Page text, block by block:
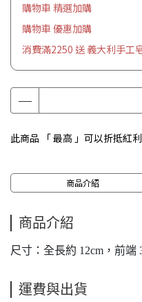
購物車 精選加購
購物車 優惠加購
消費滿2250 送 義大利手工
此商品 「 最高 」可以折抵紅利
商品介紹
商品介紹
尺寸：全長約 12cm，前端
運費與出貨